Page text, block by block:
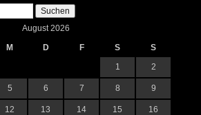
August 2026
M D F S
S
1
2
5 6 7 8 9
12 13 14 15 16